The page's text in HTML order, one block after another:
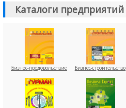
Каталоги предприятий
Бизнес-продовольствие Бизнес-строительство